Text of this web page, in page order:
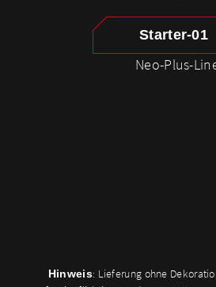
Starter-01
Neo-Plus-
Hinweis: Lieferung ohne